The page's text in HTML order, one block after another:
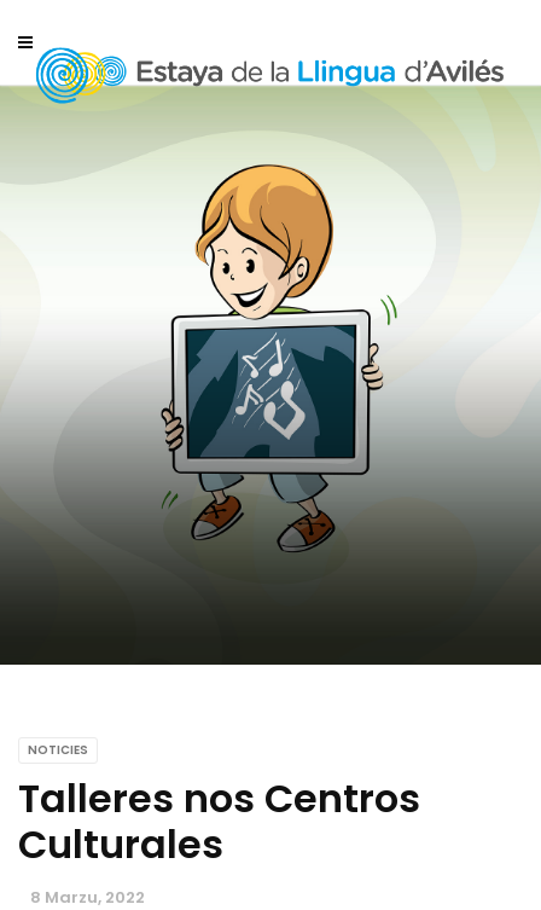
NOTICIES
Talleres nos Centros
Culturales
8 Marzu, 2022